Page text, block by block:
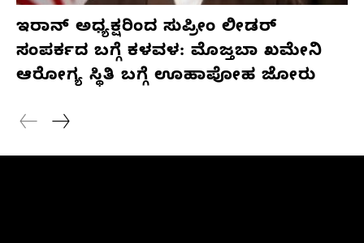
ಇರಾನ್ ಅಧ್ಯಕ್ಷರಿಂದ ಸುಪ್ರೀಂ ಲೀಡರ್
ಸಂಪರ್ಕದ ಬಗ್ಗೆ ಕಳವಳ: ಮೊಜ್ತಬಾ ಖಮೇನಿ
ಆರೋಗ್ಯ ಸ್ಥಿತಿ ಬಗ್ಗೆ ಊಹಾಪೋಹ ಜೋರು